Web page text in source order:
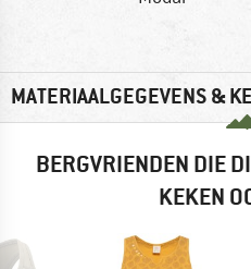
MATERIAALGEGEVENS &
BERGVRIENDEN DIE
KEKEN